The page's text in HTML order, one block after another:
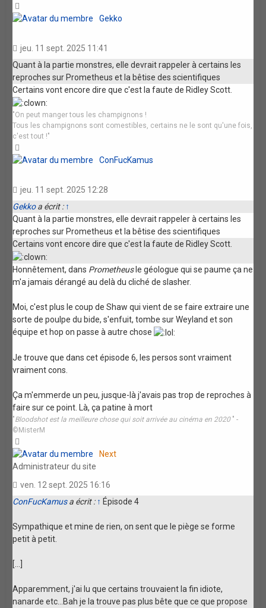
Gekko
jeu. 11 sept. 2025 11:41
Quant à la partie monstres, elle devrait rappeler à certains les
reproches sur Prometheus et la bêtise des scientifiques
Certains vont encore dire que c'est la faute de Ridley Scott.
"On peut manger tous les champignons !
Tous les champignons sont comestibles, certains ne le sont qu'une fois,
c'est tout !"
ConFucKamus
jeu. 11 sept. 2025 12:28
Gekkoa écrit : ↑
Quant à la partie monstres, elle devrait rappeler à certains les
reproches sur Prometheus et la bêtise des scientifiques
Certains vont encore dire que c'est la faute de Ridley Scott.
Honnêtement, dans Prometheusle géologue qui se paume ça ne
m'a jamais dérangé au delà du cliché de slasher.
Moi, c'est plus le coup de Shaw qui vient de se faire extraire une
sorte de poulpe du bide, s'enfuit, tombe sur Weyland et son
équipe et hop on passe à autre chose
Je trouve que dans cet épisode 6, les persos sont vraiment
vraiment cons.
Ça m'emmerde un peu, jusque-là j'avais pas trop de reproches à
faire sur ce point. Là, ça patine à mort
"Bloodshot est la meilleure chose qui soit arrivée au cinéma en 2020 " -
©MisterM
Next
Administrateur du site
ven. 12 sept. 2025 16:16
ConFucKamusa écrit : ↑ Épisode 4
Sympathique et mine de rien, on sent que le piège se forme
petit à petit.
[...]
Apparemment, j'ai lu que certains trouvaient la fin idiote,
nanarde etc...Bah je la trouve pas plus bête que ce que propose